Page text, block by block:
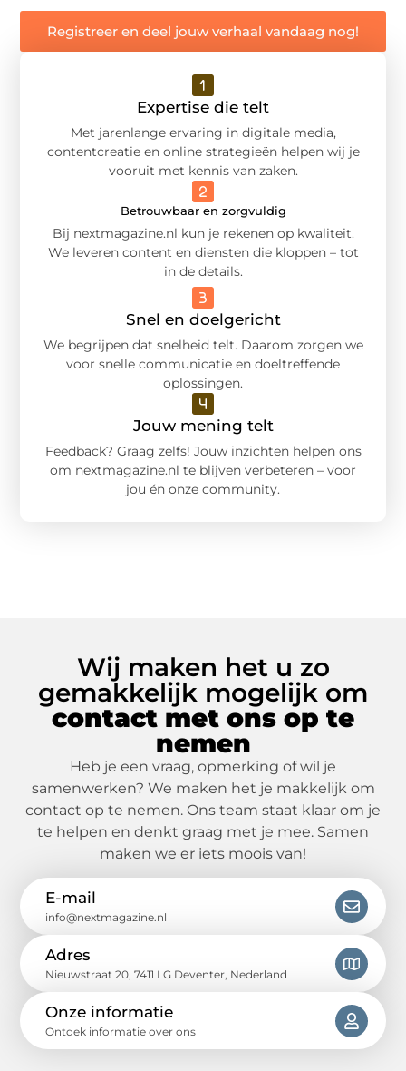
Registreer en deel jouw verhaal vandaag nog!
Expertise die telt
Met jarenlange ervaring in digitale media,
contentcreatie en online strategieën helpen wij je
vooruit met kennis van zaken.
Betrouwbaar en zorgvuldig
Bij nextmagazine.nl kun je rekenen op kwaliteit.
We leveren content en diensten die kloppen – tot
in de details.
Snel en doelgericht
We begrijpen dat snelheid telt. Daarom zorgen we
voor snelle communicatie en doeltreffende
oplossingen.
Jouw mening telt
Feedback? Graag zelfs! Jouw inzichten helpen ons
om nextmagazine.nl te blijven verbeteren – voor
jou én onze community.
Wij maken het u zo
gemakkelijk mogelijk om
contact met ons op te
nemen
Heb je een vraag, opmerking of wil je
samenwerken? We maken het je makkelijk om
contact op te nemen. Ons team staat klaar om je
te helpen en denkt graag met je mee. Samen
maken we er iets moois van!
E-mail
info@nextmagazine.nl
Adres
Nieuwstraat 20, 7411 LG Deventer, Nederland
Onze informatie
Ontdek informatie over ons